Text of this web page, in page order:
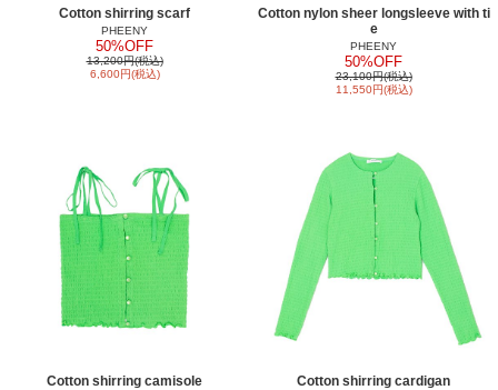
Cotton shirring scarf
PHEENY
50%OFF
13,200円(税込)
6,600円(税込)
Cotton nylon sheer longsleeve with ti
e
PHEENY
50%OFF
23,100円(税込)
11,550円(税込)
Cotton shirring camisole Cotton shirring cardigan